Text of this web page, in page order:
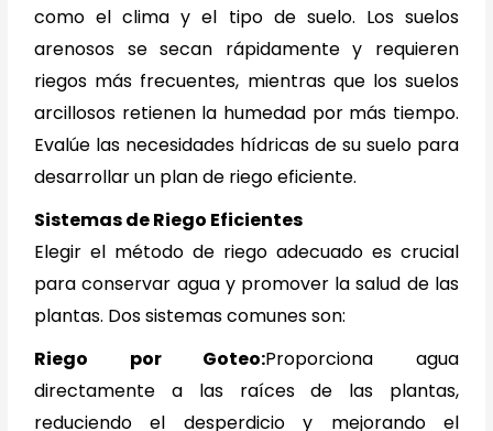
como el clima y el tipo de suelo. Los suelos
arenosos se secan rápidamente y requieren
riegos más frecuentes, mientras que los suelos
arcillosos retienen la humedad por más tiempo.
Evalúe las necesidades hídricas de su suelo para
desarrollar un plan de riego eficiente.
Sistemas de Riego Eficientes
Elegir el método de riego adecuado es crucial
para conservar agua y promover la salud de las
plantas. Dos sistemas comunes son:
Riego por Goteo:Proporciona agua
directamente a las raíces de las plantas,
reduciendo el desperdicio y mejorando el